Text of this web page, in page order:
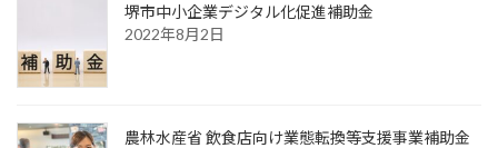
堺市中小企業デジタル化促進補助金
2022年8月2日
農林水産省 飲食店向け業態転換等支援事業補助金